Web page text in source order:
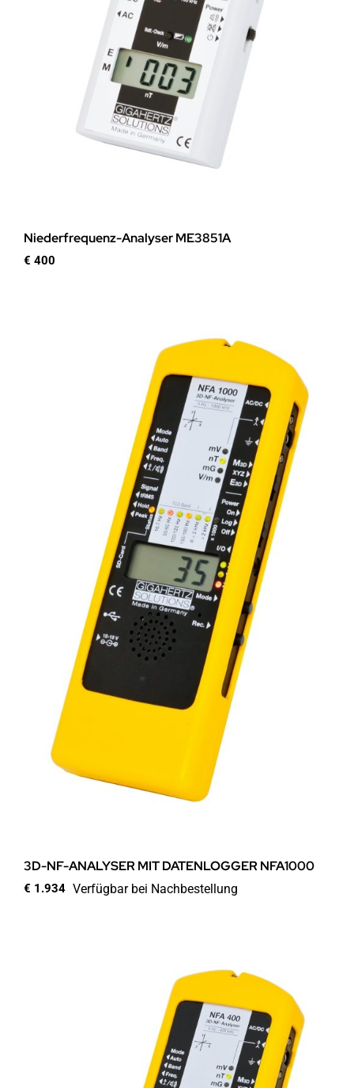
Niederfrequenz-Analyser ME3851A
€ 400
3D-NF-ANALYSER MIT DATENLOGGER NFA1000
€ 1.934 Verfügbar bei Nachbestellung